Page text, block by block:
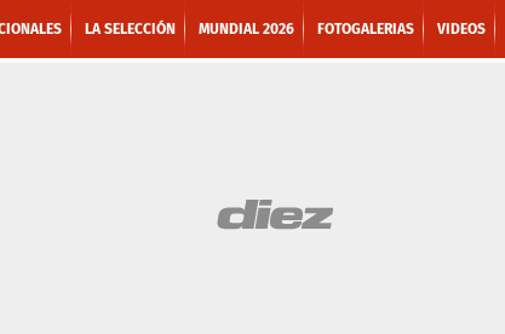
LA SELECCIÓN MUNDIAL 2026 FOTOGALERIAS VIDEOS